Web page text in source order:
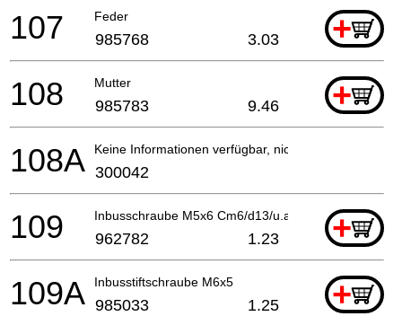
Feder +
107 985768 3.03
Mutter +
108 985783 9.46
Keine Informationen verfügbar, nicht bestellbar
108A 300042
Inbusschraube M5x6 Cm6/d13/u.a. Till 2.1986
+
109 962782 1.23
Inbusstiftschraube M6x5 +
109A 985033 1.25